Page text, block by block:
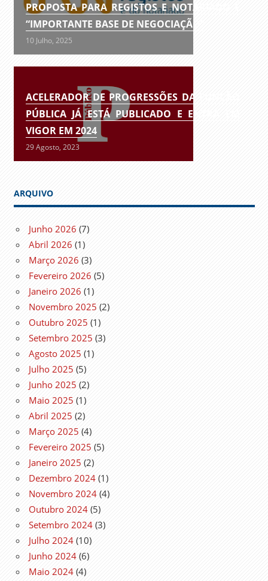
PROPOSTA PARA REGISTOS E NOTARIADO É
“IMPORTANTE BASE DE NEGOCIAÇÃO”
10 Julho, 2025
ACELERADOR DE PROGRESSÕES DA FUNÇÃO
PÚBLICA JÁ ESTÁ PUBLICADO E ENTRA EM
VIGOR EM 2024
29 Agosto, 2023
ARQUIVO
Junho 2026 (7)
Abril 2026 (1)
Março 2026 (3)
Fevereiro 2026 (5)
Janeiro 2026 (1)
Novembro 2025 (2)
Outubro 2025 (1)
Setembro 2025 (3)
Agosto 2025 (1)
Julho 2025 (5)
Junho 2025 (2)
Maio 2025 (1)
Abril 2025 (2)
Março 2025 (4)
Fevereiro 2025 (5)
Janeiro 2025 (2)
Dezembro 2024 (1)
Novembro 2024 (4)
Outubro 2024 (5)
Setembro 2024 (3)
Julho 2024 (10)
Junho 2024 (6)
Maio 2024 (4)